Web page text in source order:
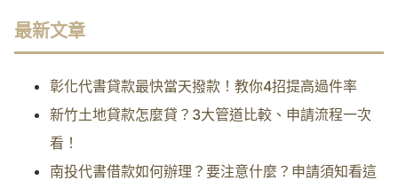
最新文章
彰化代書貸款最快當天撥款！教你4招提高過件率
新竹土地貸款怎麼貸？3大管道比較、申請流程一次
看！
南投代書借款如何辦理？要注意什麼？申請須知看這